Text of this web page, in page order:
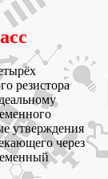
резистора
утверждения
через